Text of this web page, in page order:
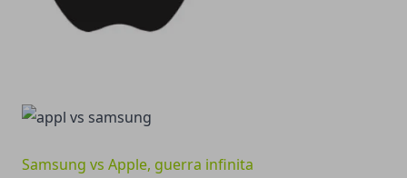
Samsung vs Apple, guerra infinita